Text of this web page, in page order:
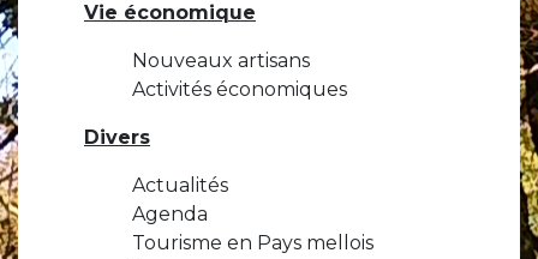
Vie économique
Nouveaux artisans
Activités économiques
Divers
Actualités
Agenda
Tourisme en Pays mellois